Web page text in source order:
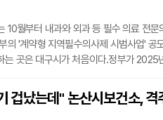
10월부터 내과와 외과 등 필수 의료 전
의 '계약형 지역필수의사제 시범사업' 공
는 곳은 대구시가 처음이다.정부가
이 새로 동참하면서 전국 11개 시·도로 확
대구시는 이번 사업으로 인력 확충 기반
겁났는데" 논산시보건소,